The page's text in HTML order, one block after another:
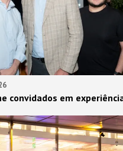
convidados em